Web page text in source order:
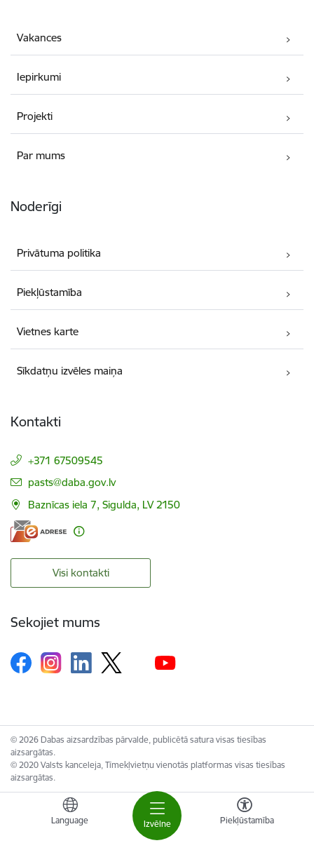
Izvēlne
Language Piekļūstamība
Vakances
Iepirkumi
Projekti
Par mums
Noderīgi
Privātuma politika
Piekļūstamība
Vietnes karte
Sīkdatņu izvēles maiņa
Kontakti
+371 67509545
E-pasts:
pasts@daba.gov.lv
Baznīcas iela 7, Sigulda, LV 2150
Visi kontakti
Sekojiet mums
© 2026 Dabas aizsardzības pārvalde, publicētā satura visas tiesības
aizsargātas.
© 2020 Valsts kanceleja, Tīmekļvietņu vienotās platformas visas tiesības
aizsargātas.